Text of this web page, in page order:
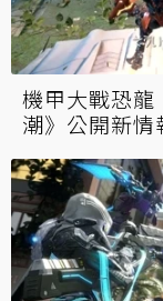
機甲大戰恐
潮》公開新